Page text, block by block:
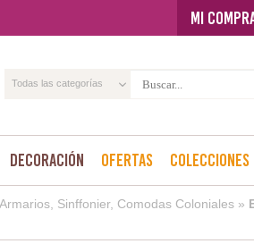
MI
Todas las categorías
Decoración Ofertas Colecciones
Armarios, Sinffonier, Comodas Coloniales »